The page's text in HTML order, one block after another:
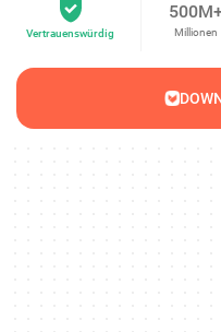
Vertrauenswürdig Millionen